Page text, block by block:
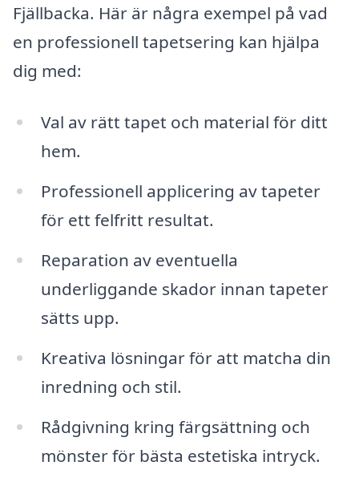
Fjällbacka. Här är några exempel på vad
en professionell tapetsering kan hjälpa
dig med:
Val av rätt tapet och material för ditt
hem.
Professionell applicering av tapeter
för ett felfritt resultat.
Reparation av eventuella
underliggande skador innan tapeter
sätts upp.
Kreativa lösningar för att matcha din
inredning och stil.
Rådgivning kring färgsättning och
mönster för bästa estetiska intryck.